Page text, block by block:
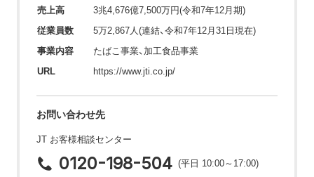
売上高
3兆4,676億7,500万円(令和7年12月期)
従業員数
5万2,867人(連結、令和7年12月31日現在)
事業内容
たばこ事業、加工食品事業
URL
https://www.jti.co.jp/
お問い合わせ先
JT お客様相談センター
0120-198-504 (平日 10:00～17:00)